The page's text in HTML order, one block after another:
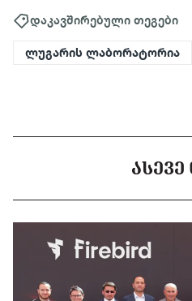
დაკავშირებული თეგები
ლუგარის ლაბორატორია
ᲐᲡᲔᲕᲔ